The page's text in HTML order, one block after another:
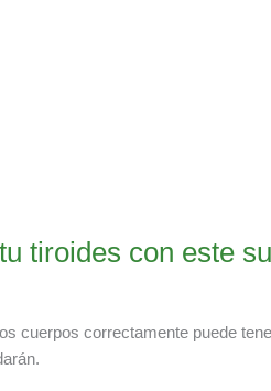
tiroides con este
cuerpos correctamente puede